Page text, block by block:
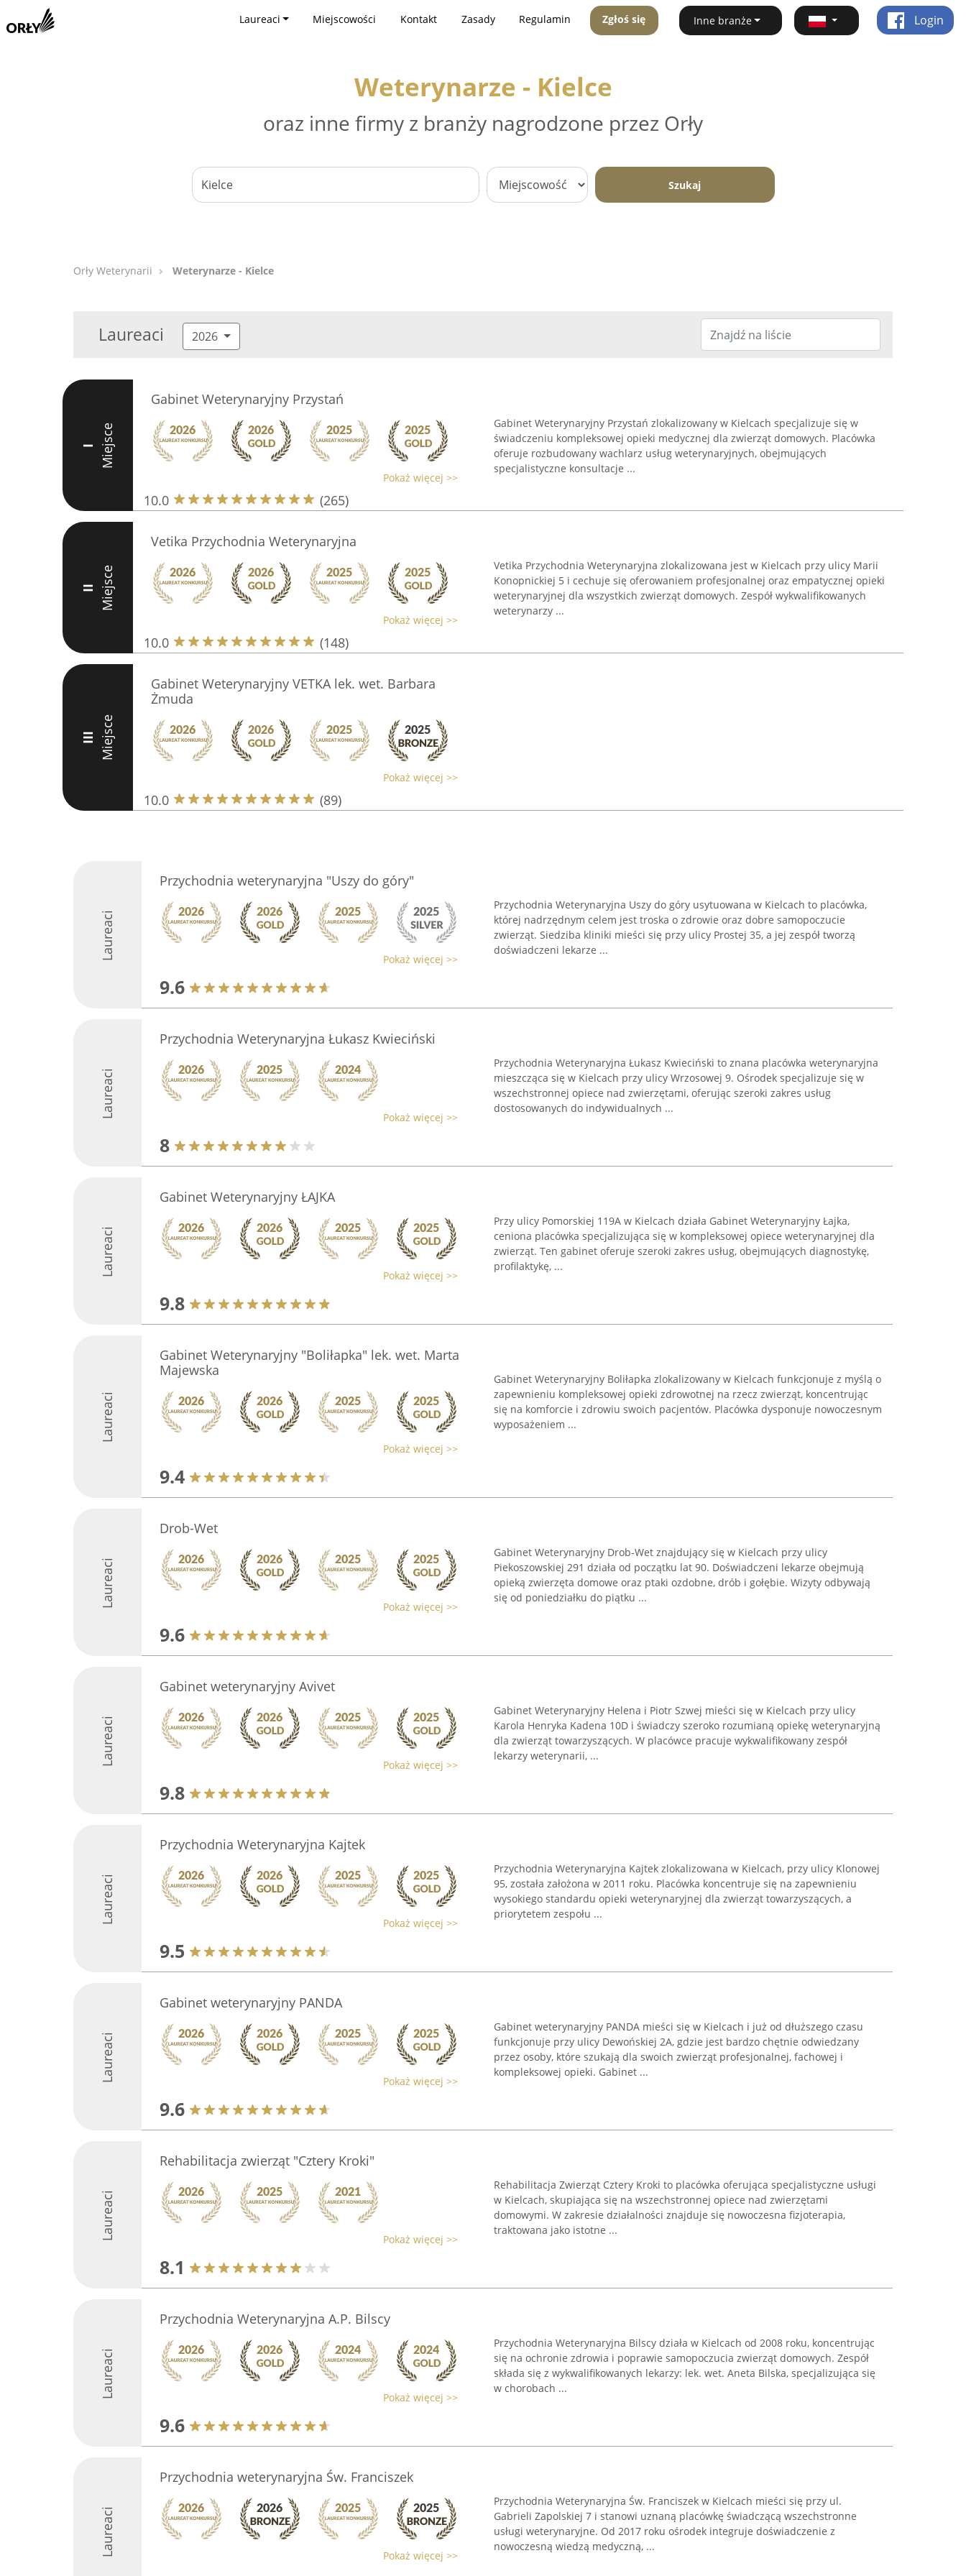
Laureaci Miejscowości Kontakt Zasady Regulamin Zgłoś się Inne branże Login
Weterynarze - Kielce
oraz inne firmy z branży nagrodzone przez Orły
Szukaj
Orły Weterynarii Weterynarze - Kielce
Laureaci 2026
I Miejsce
Gabinet Weterynaryjny Przystań
Pokaż więcej >>
10.0 (265)
Gabinet Weterynaryjny Przystań zlokalizowany w Kielcach specjalizuje się w
świadczeniu kompleksowej opieki medycznej dla zwierząt domowych. Placówka
oferuje rozbudowany wachlarz usług weterynaryjnych, obejmujących
specjalistyczne konsultacje ...
II Miejsce
Vetika Przychodnia Weterynaryjna
Pokaż więcej >>
10.0 (148)
Vetika Przychodnia Weterynaryjna zlokalizowana jest w Kielcach przy ulicy Marii
Konopnickiej 5 i cechuje się oferowaniem profesjonalnej oraz empatycznej opieki
weterynaryjnej dla wszystkich zwierząt domowych. Zespół wykwalifikowanych
weterynarzy ...
III Miejsce
Gabinet Weterynaryjny VETKA lek. wet. Barbara
Żmuda
Pokaż więcej >>
10.0 (89)
Laureaci
Przychodnia weterynaryjna "Uszy do góry"
Pokaż więcej >>
9.6
Przychodnia Weterynaryjna Uszy do góry usytuowana w Kielcach to placówka,
której nadrzędnym celem jest troska o zdrowie oraz dobre samopoczucie
zwierząt. Siedziba kliniki mieści się przy ulicy Prostej 35, a jej zespół tworzą
doświadczeni lekarze ...
Laureaci
Przychodnia Weterynaryjna Łukasz Kwieciński
Pokaż więcej >>
8
Przychodnia Weterynaryjna Łukasz Kwieciński to znana placówka weterynaryjna
mieszcząca się w Kielcach przy ulicy Wrzosowej 9. Ośrodek specjalizuje się w
wszechstronnej opiece nad zwierzętami, oferując szeroki zakres usług
dostosowanych do indywidualnych ...
Laureaci
Gabinet Weterynaryjny ŁAJKA
Pokaż więcej >>
9.8
Przy ulicy Pomorskiej 119A w Kielcach działa Gabinet Weterynaryjny Łajka,
ceniona placówka specjalizująca się w kompleksowej opiece weterynaryjnej dla
zwierząt. Ten gabinet oferuje szeroki zakres usług, obejmujących diagnostykę,
profilaktykę, ...
Laureaci
Gabinet Weterynaryjny "Boliłapka" lek. wet. Marta
Majewska
Pokaż więcej >>
9.4
Gabinet Weterynaryjny Boliłapka zlokalizowany w Kielcach funkcjonuje z myślą o
zapewnieniu kompleksowej opieki zdrowotnej na rzecz zwierząt, koncentrując
się na komforcie i zdrowiu swoich pacjentów. Placówka dysponuje nowoczesnym
wyposażeniem ...
Laureaci
Drob-Wet
Pokaż więcej >>
9.6
Gabinet Weterynaryjny Drob-Wet znajdujący się w Kielcach przy ulicy
Piekoszowskiej 291 działa od początku lat 90. Doświadczeni lekarze obejmują
opieką zwierzęta domowe oraz ptaki ozdobne, drób i gołębie. Wizyty odbywają
się od poniedziałku do piątku ...
Laureaci
Gabinet weterynaryjny Avivet
Pokaż więcej >>
9.8
Gabinet Weterynaryjny Helena i Piotr Szwej mieści się w Kielcach przy ulicy
Karola Henryka Kadena 10D i świadczy szeroko rozumianą opiekę weterynaryjną
dla zwierząt towarzyszących. W placówce pracuje wykwalifikowany zespół
lekarzy weterynarii, ...
Laureaci
Przychodnia Weterynaryjna Kajtek
Pokaż więcej >>
9.5
Przychodnia Weterynaryjna Kajtek zlokalizowana w Kielcach, przy ulicy Klonowej
95, została założona w 2011 roku. Placówka koncentruje się na zapewnieniu
wysokiego standardu opieki weterynaryjnej dla zwierząt towarzyszących, a
priorytetem zespołu ...
Laureaci
Gabinet weterynaryjny PANDA
Pokaż więcej >>
9.6
Gabinet weterynaryjny PANDA mieści się w Kielcach i już od dłuższego czasu
funkcjonuje przy ulicy Dewońskiej 2A, gdzie jest bardzo chętnie odwiedzany
przez osoby, które szukają dla swoich zwierząt profesjonalnej, fachowej i
kompleksowej opieki. Gabinet ...
Laureaci
Rehabilitacja zwierząt "Cztery Kroki"
Pokaż więcej >>
8.1
Rehabilitacja Zwierząt Cztery Kroki to placówka oferująca specjalistyczne usługi
w Kielcach, skupiająca się na wszechstronnej opiece nad zwierzętami
domowymi. W zakresie działalności znajduje się nowoczesna fizjoterapia,
traktowana jako istotne ...
Laureaci
Przychodnia Weterynaryjna A.P. Bilscy
Pokaż więcej >>
9.6
Przychodnia Weterynaryjna Bilscy działa w Kielcach od 2008 roku, koncentrując
się na ochronie zdrowia i poprawie samopoczucia zwierząt domowych. Zespół
składa się z wykwalifikowanych lekarzy: lek. wet. Aneta Bilska, specjalizująca się
w chorobach ...
Laureaci
Przychodnia weterynaryjna Św. Franciszek
Pokaż więcej >>
Przychodnia Weterynaryjna Św. Franciszek w Kielcach mieści się przy ul.
Gabrieli Zapolskiej 7 i stanowi uznaną placówkę świadczącą wszechstronne
usługi weterynaryjne. Od 2017 roku ośrodek integruje doświadczenie z
nowoczesną wiedzą medyczną, ...